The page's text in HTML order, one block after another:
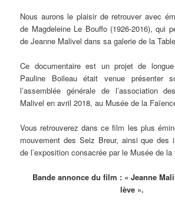
Nous aurons le plaisir de retrouver avec
de Magdeleine Le Bouffo (1926-2016), qui
de Jeanne Malivel dans sa galerie de la
Ce documentaire est un projet de
Pauline Boileau était venue présenter
l’assemblée générale de l’association
Malivel en avril 2018, au Musée de la
Vous retrouverez dans ce film les plus
mouvement des Seiz Breur, ainsi que des
de l’exposition consacrée par le Musée de
Bande annonce du film : « Jeanne
lève ».